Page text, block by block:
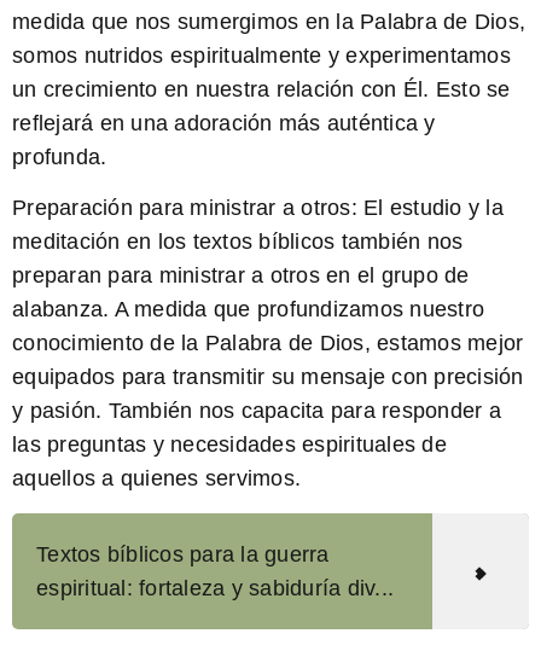
medida que nos sumergimos en la Palabra de Dios,
somos nutridos espiritualmente y experimentamos
un crecimiento en nuestra relación con Él. Esto se
reflejará en una adoración más auténtica y
profunda.
Preparación para ministrar a otros: El estudio y la
meditación en los textos bíblicos también nos
preparan para ministrar a otros en el grupo de
alabanza. A medida que profundizamos nuestro
conocimiento de la Palabra de Dios, estamos mejor
equipados para transmitir su mensaje con precisión
y pasión. También nos capacita para responder a
las preguntas y necesidades espirituales de
aquellos a quienes servimos.
Textos bíblicos para la guerra
espiritual: fortaleza y sabiduría div...